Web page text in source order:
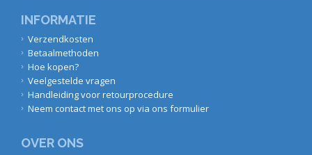
INFORMATIE
Verzendkosten
Betaalmethoden
Hoe kopen?
Veelgestelde vragen
Handleiding voor retourprocedure
Neem contact met ons op via ons formulier
OVER ONS